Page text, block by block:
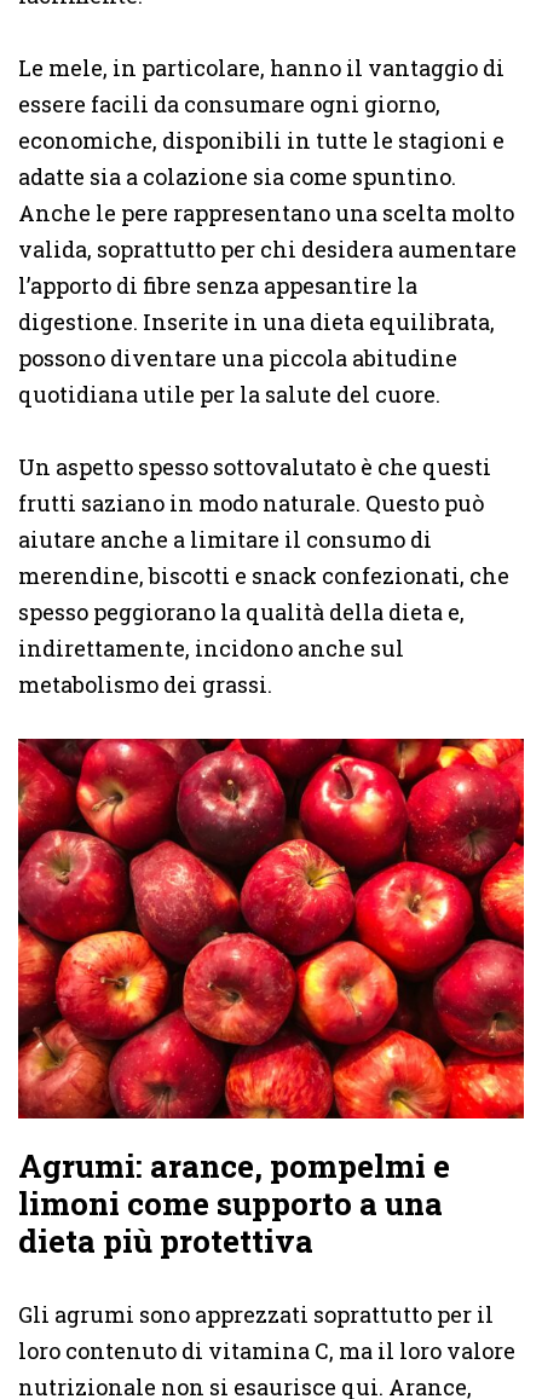
Le mele, in particolare, hanno il vantaggio di
essere facili da consumare ogni giorno,
economiche, disponibili in tutte le stagioni e
adatte sia a colazione sia come spuntino.
Anche le pere rappresentano una scelta molto
valida, soprattutto per chi desidera aumentare
l’apporto di fibre senza appesantire la
digestione. Inserite in una dieta equilibrata,
possono diventare una piccola abitudine
quotidiana utile per la salute del cuore.
Un aspetto spesso sottovalutato è che questi
frutti saziano in modo naturale. Questo può
aiutare anche a limitare il consumo di
merendine, biscotti e snack confezionati, che
spesso peggiorano la qualità della dieta e,
indirettamente, incidono anche sul
metabolismo dei grassi.
Agrumi: arance, pompelmi e
limoni come supporto a una
dieta più protettiva
Gli agrumi sono apprezzati soprattutto per il
loro contenuto di vitamina C, ma il loro valore
nutrizionale non si esaurisce qui. Arance,